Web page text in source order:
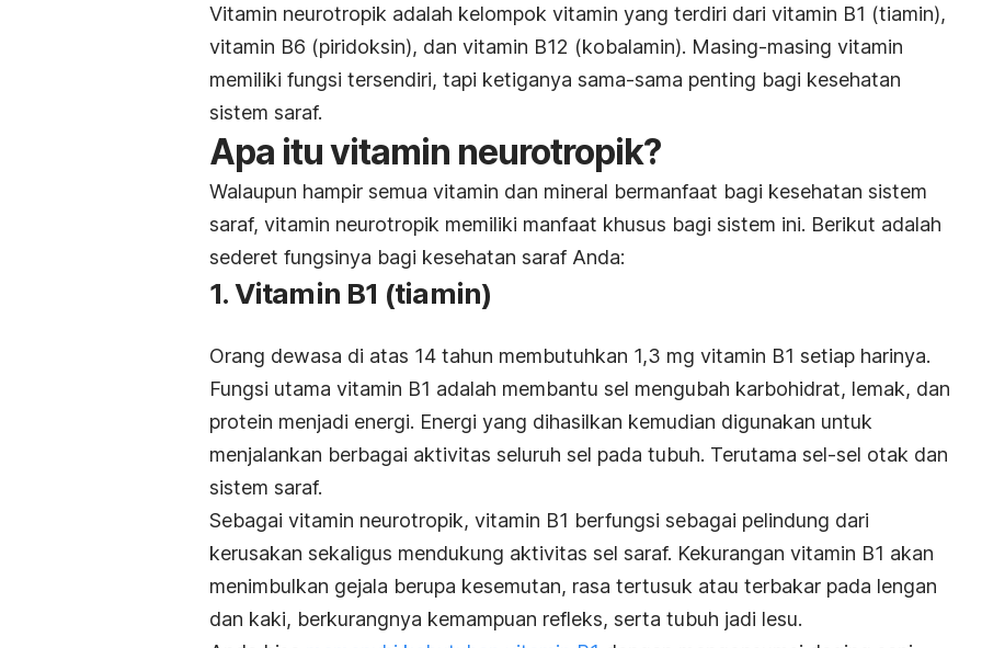
Vitamin neurotropik adalah kelompok vitamin yang terdiri dari vitamin B1 (tiamin),
vitamin B6 (piridoksin), dan vitamin B12 (kobalamin). Masing-masing vitamin
memiliki fungsi tersendiri, tapi ketiganya sama-sama penting bagi kesehatan
sistem saraf.
Apa itu vitamin neurotropik?
Walaupun hampir semua vitamin dan mineral bermanfaat bagi kesehatan sistem
saraf, vitamin neurotropik memiliki manfaat khusus bagi sistem ini. Berikut adalah
sederet fungsinya bagi kesehatan saraf Anda:
1. Vitamin B1 (tiamin)
Orang dewasa di atas 14 tahun membutuhkan 1,3 mg vitamin B1 setiap harinya.
Fungsi utama vitamin B1 adalah membantu sel mengubah karbohidrat, lemak, dan
protein menjadi energi. Energi yang dihasilkan kemudian digunakan untuk
menjalankan berbagai aktivitas seluruh sel pada tubuh. Terutama sel-sel otak dan
sistem saraf.
Sebagai vitamin neurotropik, vitamin B1 berfungsi sebagai pelindung dari
kerusakan sekaligus mendukung aktivitas sel saraf. Kekurangan vitamin B1 akan
menimbulkan gejala berupa kesemutan, rasa tertusuk atau terbakar pada lengan
dan kaki, berkurangnya kemampuan refleks, serta tubuh jadi lesu.